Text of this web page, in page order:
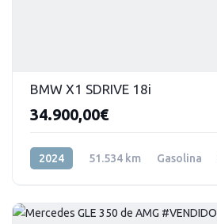
BMW X1 SDRIVE 18i
34.900,00€
2024 51.534 km Gasolina